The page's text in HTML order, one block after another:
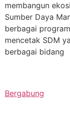
membangun
Sumber Daya
berbagai
mencetak SDM
berbagai bidang
Bergabung